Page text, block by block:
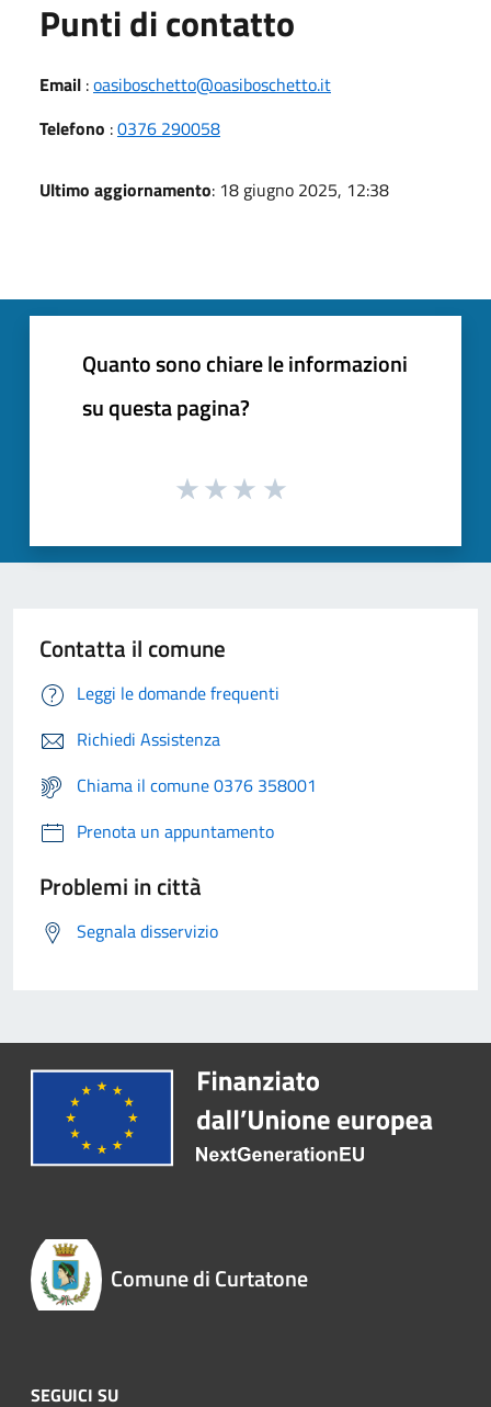
Punti di contatto
Email :oasiboschetto@oasiboschetto.it
Telefono :0376 290058
Ultimo aggiornamento: 18 giugno 2025, 12:38
Quanto sono chiare le informazioni
su questa pagina?
Contatta il comune
Leggi le domande frequenti
Richiedi Assistenza
Chiama il comune 0376 358001
Prenota un appuntamento
Problemi in città
Segnala disservizio
Comune di Curtatone
SEGUICI SU